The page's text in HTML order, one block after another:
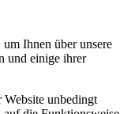
Ihnen über unsere
und einige ihrer
unbedingt